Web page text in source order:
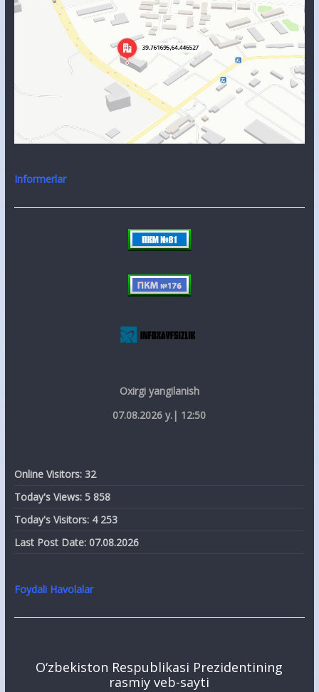
Informerlar
Oxirgi yangilanish
07.08.2026 y.| 12:50
Online Visitors: 32
Today's Views: 5 858
Today's Visitors: 4 253
Last Post Date: 07.08.2026
Foydali Havolalar
O‘zbekiston Respublikasi Prezidentining
rasmiy veb-sayti